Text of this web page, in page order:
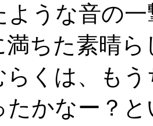
ような音の
満ちた素晴
くは、もう
たかなー？